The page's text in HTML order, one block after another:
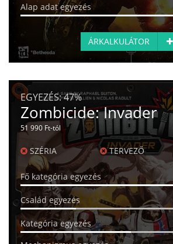
Alap adat egyezés
ÁRKALKULÁTOR
EGYEZÉS:47%
Zombicide: Invader
51 990 Ft-tól
SZÉRIA TERVEZŐ
Fő kategória egyezés
Család egyezés
Kategória egyezés